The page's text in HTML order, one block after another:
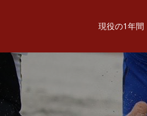
現役の1年間